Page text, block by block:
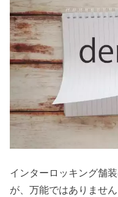
インターロッキング舗
が、万能ではありません